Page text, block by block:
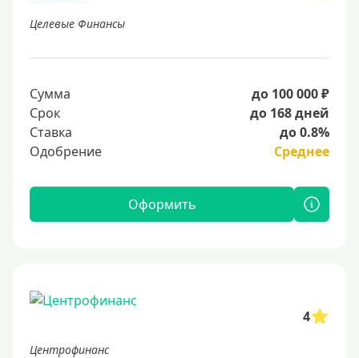
Целевые Финансы
Сумма
до 100 000 ₽
Срок
до 168 дней
Ставка
до 0.8%
Одобрение
Среднее
Оформить
4
Центрофинанс